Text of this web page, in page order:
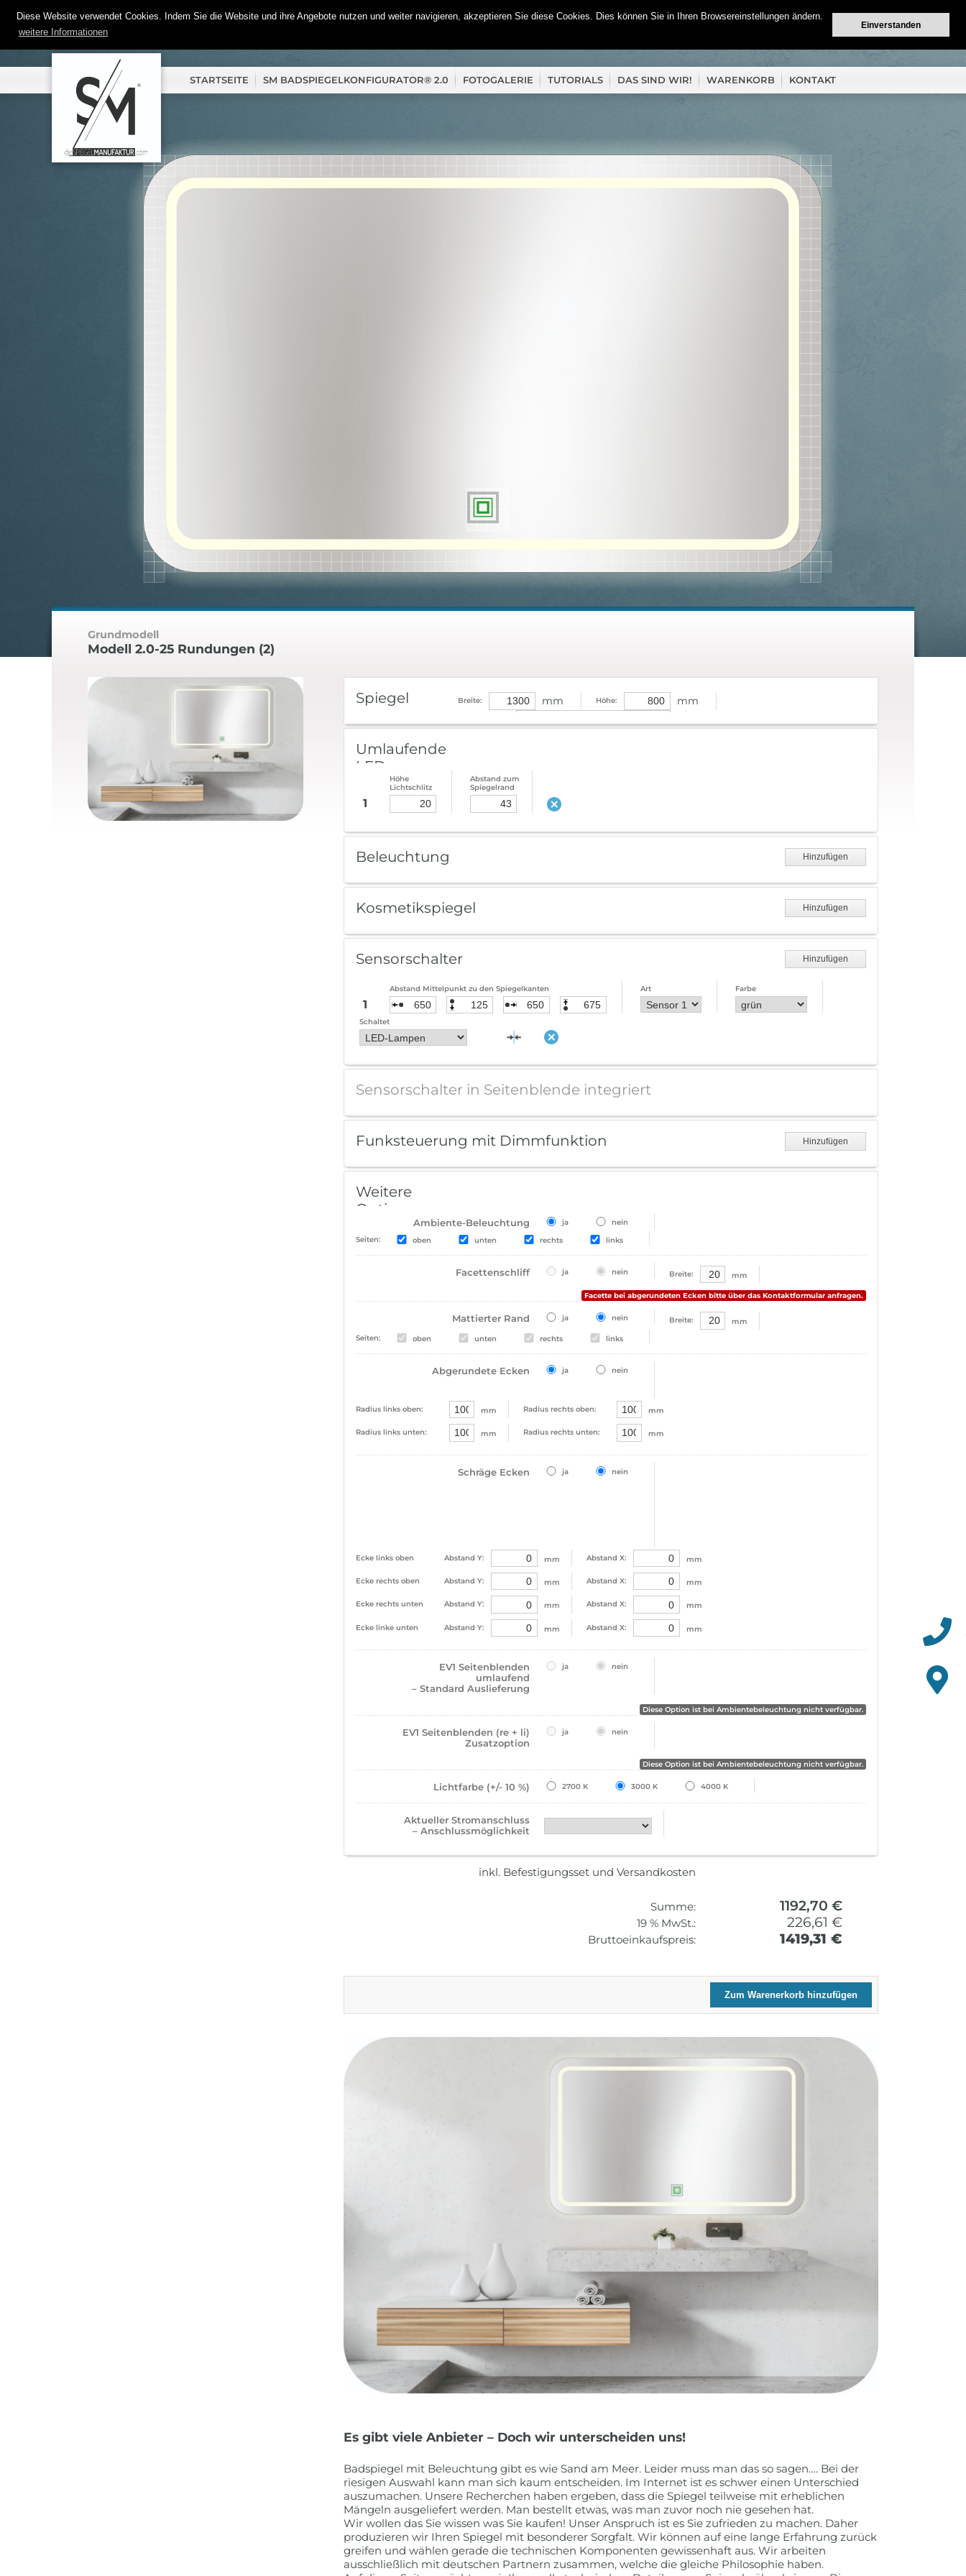
Diese Website verwendet Cookies. Indem Sie die Website und ihre Angebote nutzen und weiter navigieren, akzeptieren Sie diese Cookies. Dies können Sie in Ihren Browsereinstellungen ändern.
weitere Informationen
Einverstanden
STARTSEITE SM BADSPIEGELKONFIGURATOR® 2.0 FOTOGALERIE TUTORIALS DAS SIND WIR! WARENKORB KONTAKT
Grundmodell
Modell 2.0-25 Rundungen (2)
Spiegel Breite: mm Höhe: mm
Umlaufende
LED
1
Höhe
Lichtschlitz
Abstand zum
Spiegelrand
Beleuchtung Hinzufügen
Kosmetikspiegel Hinzufügen
Sensorschalter Hinzufügen
1
Abstand Mittelpunkt zu den Spiegelkanten Art Farbe
Schaltet
Sensorschalter in Seitenblende integriert
Funksteuerung mit Dimmfunktion Hinzufügen
Weitere
Optionen
Ambiente-Beleuchtung ja
nein
Seiten:
oben unten rechts links
Facettenschliff ja nein Breite: mm
Facette bei abgerundeten Ecken bitte über das Kontaktformular anfragen.
Mattierter Rand ja nein Breite:
mm
Seiten:
oben unten rechts links
Abgerundete Ecken ja nein
Radius links oben: mm Radius rechts oben: mm
Radius links unten: mm Radius rechts unten: mm
Schräge Ecken ja nein
Ecke links oben Abstand Y: mm Abstand X: mm
Ecke rechts oben Abstand Y: mm Abstand X: mm
Ecke rechts unten Abstand Y: mm Abstand X: mm
Ecke linke unten Abstand Y: mm Abstand X: mm
EV1 Seitenblenden
umlaufend
– Standard Auslieferung
ja nein
Diese Option ist bei Ambientebeleuchtung nicht verfügbar.
EV1 Seitenblenden (re + li)
Zusatzoption
ja nein
Diese Option ist bei Ambientebeleuchtung nicht verfügbar.
Lichtfarbe (+/- 10 %) 2700 K 3000 K 4000 K
Aktueller Stromanschluss
– Anschlussmöglichkeit
inkl. Befestigungsset und Versandkosten
Summe: 1192,70 €
19 % MwSt.: 226,61 €
Bruttoeinkaufspreis: 1419,31 €
Zum Warenerkorb hinzufügen
Es gibt viele Anbieter – Doch wir unterscheiden uns!
Badspiegel mit Beleuchtung gibt es wie Sand am Meer. Leider muss man das so sagen…. Bei der
riesigen Auswahl kann man sich kaum entscheiden. Im Internet ist es schwer einen Unterschied
auszumachen. Unsere Recherchen haben ergeben, dass die Spiegel teilweise mit erheblichen
Mängeln ausgeliefert werden. Man bestellt etwas, was man zuvor noch nie gesehen hat.
Wir wollen das Sie wissen was Sie kaufen! Unser Anspruch ist es Sie zufrieden zu machen. Daher
produzieren wir Ihren Spiegel mit besonderer Sorgfalt. Wir können auf eine lange Erfahrung zurück
greifen und wählen gerade die technischen Komponenten gewissenhaft aus. Wir arbeiten
ausschließlich mit deutschen Partnern zusammen, welche die gleiche Philosophie haben.